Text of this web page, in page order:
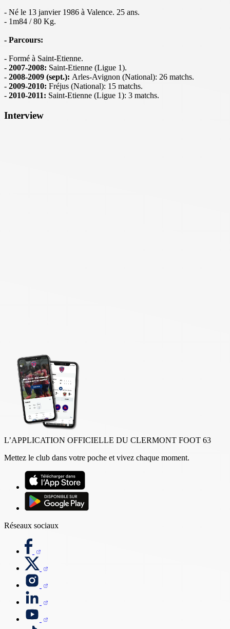
- Né le 13 janvier 1986 à Valence. 25 ans.
- 1m84 / 80 Kg.
- Parcours:
- Formé à Saint-Etienne.
- 2007-2008: Saint-Etienne (Ligue 1).
- 2008-2009 (sept.): Arles-Avignon (National): 26 matchs.
- 2009-2010: Fréjus (National): 15 matchs.
- 2010-2011: Saint-Etienne (Ligue 1): 3 matchs.
Interview
L’APPLICATION OFFICIELLE DU CLERMONT FOOT 63
Mettez le club dans votre poche et vivez chaque moment.
Réseaux sociaux